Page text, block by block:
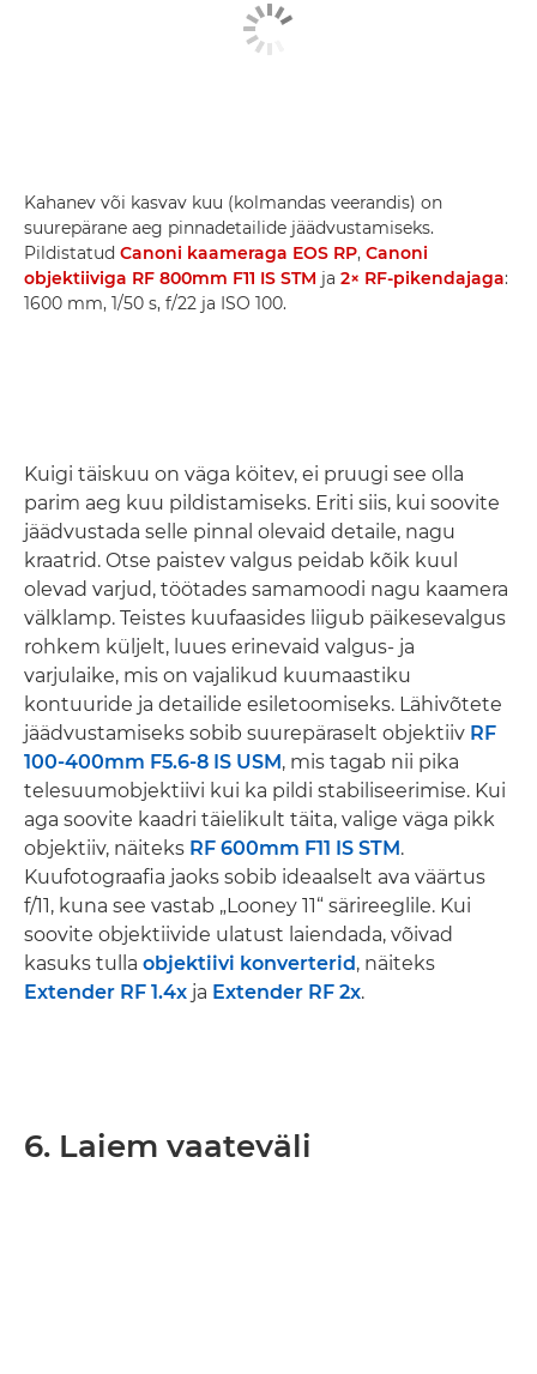
Kahanev või kasvav kuu (kolmandas veerandis) on
suurepärane aeg pinnadetailide jäädvustamiseks.
Pildistatud Canoni kaameraga EOS RP, Canoni
objektiiviga RF 800mm F11 IS STM ja 2× RF-pikendajaga:
1600 mm, 1/50 s, f/22 ja ISO 100.
Kuigi täiskuu on väga köitev, ei pruugi see olla
parim aeg kuu pildistamiseks. Eriti siis, kui soovite
jäädvustada selle pinnal olevaid detaile, nagu
kraatrid. Otse paistev valgus peidab kõik kuul
olevad varjud, töötades samamoodi nagu kaamera
välklamp. Teistes kuufaasides liigub päikesevalgus
rohkem küljelt, luues erinevaid valgus- ja
varjulaike, mis on vajalikud kuumaastiku
kontuuride ja detailide esiletoomiseks. Lähivõtete
jäädvustamiseks sobib suurepäraselt objektiiv RF
100-400mm F5.6-8 IS USM, mis tagab nii pika
telesuumobjektiivi kui ka pildi stabiliseerimise. Kui
aga soovite kaadri täielikult täita, valige väga pikk
objektiiv, näiteks RF 600mm F11 IS STM.
Kuufotograafia jaoks sobib ideaalselt ava väärtus
f/11, kuna see vastab „Looney 11“ särireeglile. Kui
soovite objektiivide ulatust laiendada, võivad
kasuks tulla objektiivi konverterid, näiteks
Extender RF 1.4x ja Extender RF 2x.
6. Laiem vaateväli